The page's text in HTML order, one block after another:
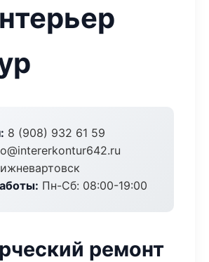
8 (908) 932 61 59
Пн-Сб: 08:00-19:00
ремонт